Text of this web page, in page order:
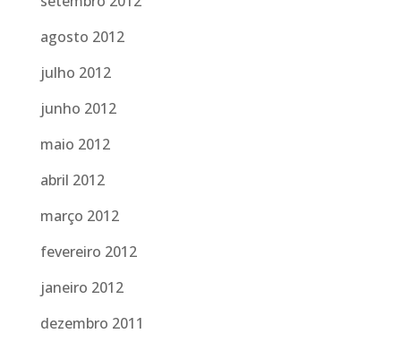
agosto 2012
julho 2012
junho 2012
maio 2012
abril 2012
março 2012
fevereiro 2012
janeiro 2012
dezembro 2011